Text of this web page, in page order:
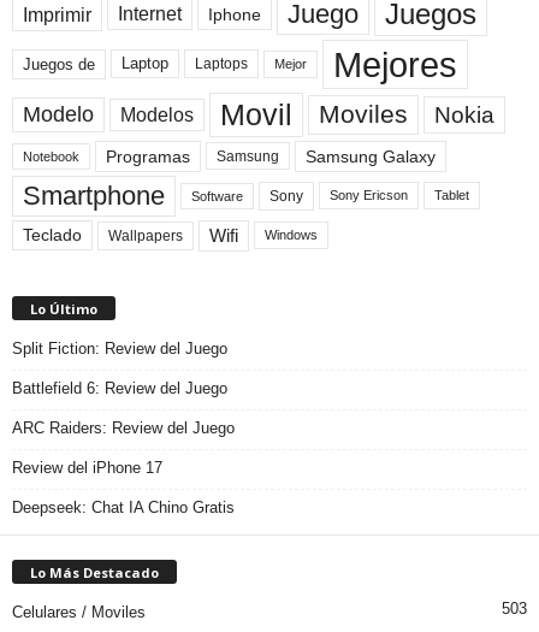
Imprimir Internet Iphone Juego Juegos
Juegos de Laptop Laptops Mejor Mejores
Modelo Modelos Movil Moviles Nokia
Notebook Programas Samsung Samsung Galaxy
Smartphone Software Sony Sony Ericson Tablet
Teclado Wallpapers Wifi Windows
Lo Último
Split Fiction: Review del Juego
Battlefield 6: Review del Juego
ARC Raiders: Review del Juego
Review del iPhone 17
Deepseek: Chat IA Chino Gratis
Lo Más Destacado
Celulares / Moviles 503